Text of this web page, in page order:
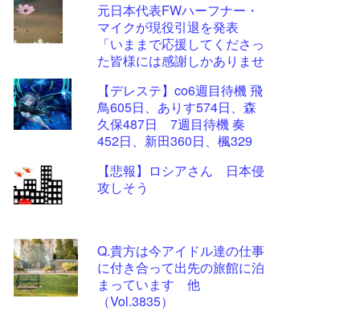
元日本代表FWハーフナー・
マイクが現役引退を発表
「いままで応援してくださっ
た皆様には感謝しかありませ
【デレステ】co6週目待機 飛
鳥605日、ありす574日、森
久保487日 7週目待機 奏
452日、新田360日、楓329
【悲報】ロシアさん 日本侵
攻しそう
Q.貴方は今アイドル達の仕事
に付き合って出先の旅館に泊
まっています 他
（Vol.3835）